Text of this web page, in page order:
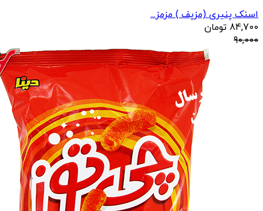
اسنک پنیری (مزپف ) مزمز...
84,700 تومان
90,000